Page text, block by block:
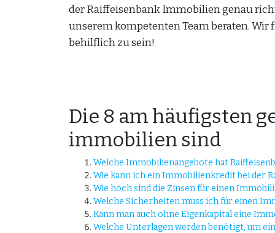
der Raiffeisenbank Immobilien genau
unserem kompetenten Team beraten.
behilflich zu sein!
Die 8 am häufigsten
immobilien sind
Welche Immobilienangebote hat
Wie kann ich ein Immobilienkredit bei der
Wie hoch sind die Zinsen für einen
Welche Sicherheiten muss ich für einen
Kann man auch ohne Eigenkapital eine
Welche Unterlagen werden benötigt, um